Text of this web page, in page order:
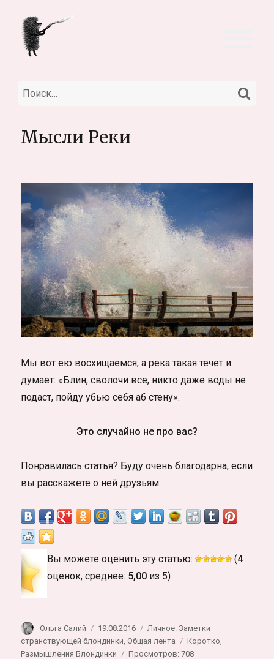
Искать:
Мысли Реки
Мы вот ею восхищаемся, а река такая течет и
думает: «Блин, сволочи все, никто даже воды не
подаст, пойду убью себя аб стену».
Это случайно не про вас?
Понравилась статья? Буду очень благодарна, если
вы расскажете о ней друзьям:
Вы можете оценить эту статью: (4
оценок, среднее: 5,00 из 5)
Автор
Ольга Салий Опубликовано
19.08.2016 Рубрики
Личное. Заметки
странствующей блондинки ,Общая лента Метки
Коротко
Размышления Блондинки
Просмотров: 708